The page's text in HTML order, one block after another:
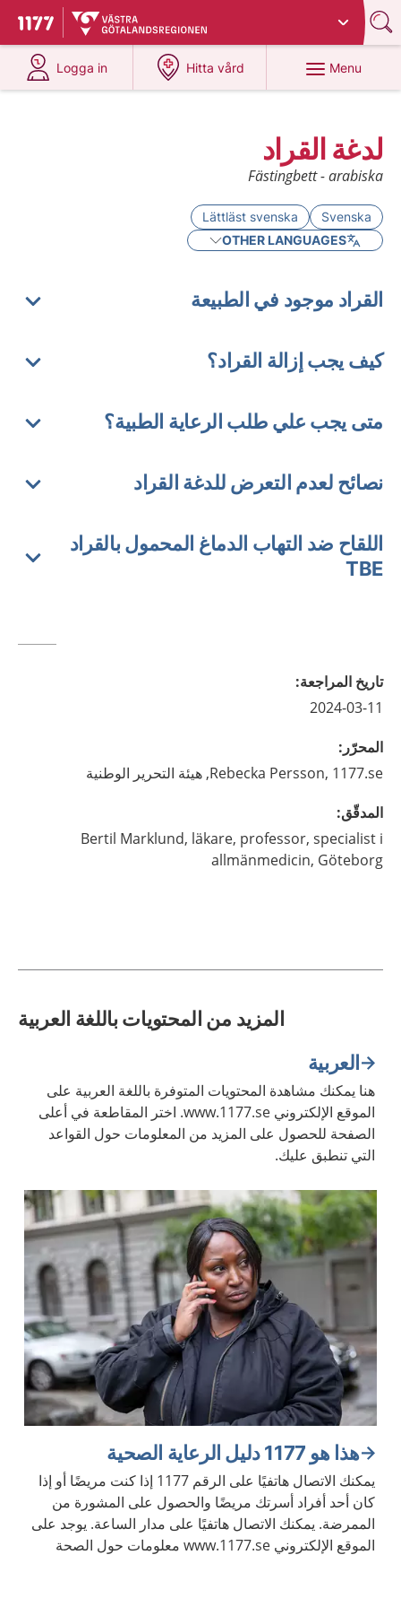
To start page for 1177
Du har valt region
Logga in
at 1177.se
Hitta vård
at 1177.se
Menu
لدغة القراد
Fästingbett - arabiska
Svenska
Lättläst svenska
OTHER LANGUAGES
القراد موجود في الطبيعة
كيف يجب إزالة القراد؟
متى يجب علي طلب الرعاية الطبية؟
نصائح لعدم التعرض للدغة القراد
اللقاح ضد التهاب الدماغ المحمول بالقراد
TBE
تاريخ المراجعة:
2024-03-11
المحرّر :
Rebecka Persson, 1177.se, هيئة التحرير الوطنية
المدقّق:
Bertil Marklund, läkare, professor, specialist i
allmänmedicin, Göteborg
المزيد من المحتويات باللغة العربية
العربية
هنا يمكنك مشاهدة المحتويات المتوفرة باللغة العربية على
الموقع الإلكتروني www.1177.se. اختر المقاطعة في أعلى
الصفحة للحصول على المزيد من المعلومات حول القواعد
التي تنطبق عليك.
هذا هو 1177 دليل الرعاية الصحية
يمكنك الاتصال هاتفيًا على الرقم 1177 إذا كنت مريضًا أو إذا
كان أحد أفراد أسرتك مريضًا والحصول على المشورة من
الممرضة. يمكنك الاتصال هاتفيًا على مدار الساعة. يوجد على
الموقع الإلكتروني www.1177.se معلومات حول الصحة